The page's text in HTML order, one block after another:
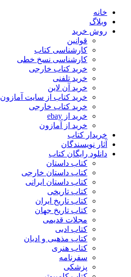
خانه
وبلاگ
روش خرید
قوانین
کارشناسی کتاب
کارشناسی نسخ خطی
خرید کتاب خارجی
خرید تلفنی
خرید آن لاین
خرید کتاب از سایت آمازون
خرید کتاب خارجی
خرید از ebay
خرید از آمازون
خریدار کتاب
آثار نویسندگان
دانلود رایگان کتاب
کتاب داستان
کتاب داستان خارجی
کتاب داستان ایرانی
کتاب تاریخی
کتاب تاریخ ایران
کتاب تاریخ جهان
مجلات قدیمی
کتاب ادبی
کتاب مذهبی و ادیان
کتاب هنری
سفرنامه
پزشکی